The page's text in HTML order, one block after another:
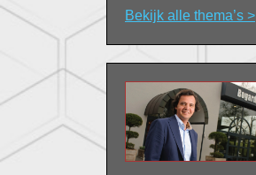
Bekijk alle thema’s >